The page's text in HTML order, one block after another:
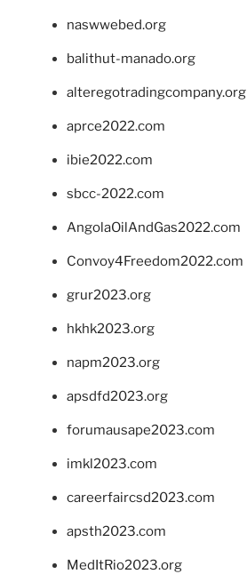
naswwebed.org
balithut-manado.org
alteregotradingcompany.org
aprce2022.com
ibie2022.com
sbcc-2022.com
AngolaOilAndGas2022.com
Convoy4Freedom2022.com
grur2023.org
hkhk2023.org
napm2023.org
apsdfd2023.org
forumausape2023.com
imkl2023.com
careerfaircsd2023.com
apsth2023.com
MedItRio2023.org